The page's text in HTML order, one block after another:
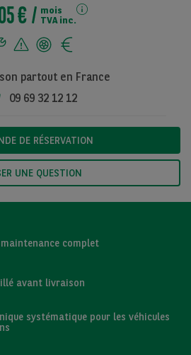
€
mois
TVA inc.
partout en France
09 69 32 12 12
DE RÉSERVATION
UNE QUESTION
complet
avant livraison
systématique pour les véhicules